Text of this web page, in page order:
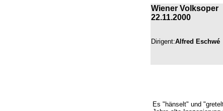
Wiener Volksoper
22.11.2000
Dirigent:Alfred Eschwé
Es "hänselt" und